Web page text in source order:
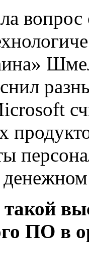
такой
ПО в